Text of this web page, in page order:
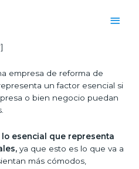
empresa de reforma de
un factor esencial si
o bien negocio puedan
lo esencial que representa
ya que esto es lo que va a
más cómodos,